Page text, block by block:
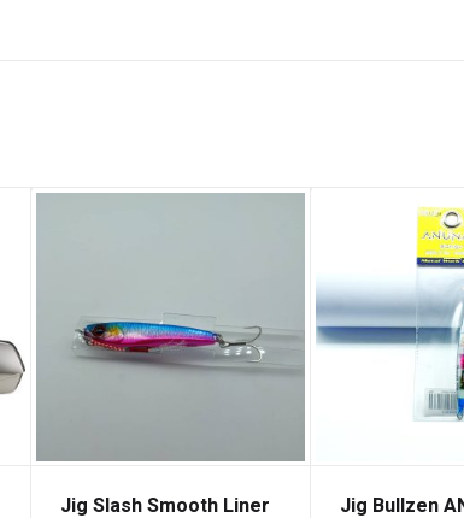
Jig Slash Smooth Liner Jig Bullzen